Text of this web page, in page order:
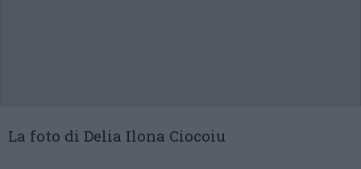
La foto di Delia Ilona Ciocoiu